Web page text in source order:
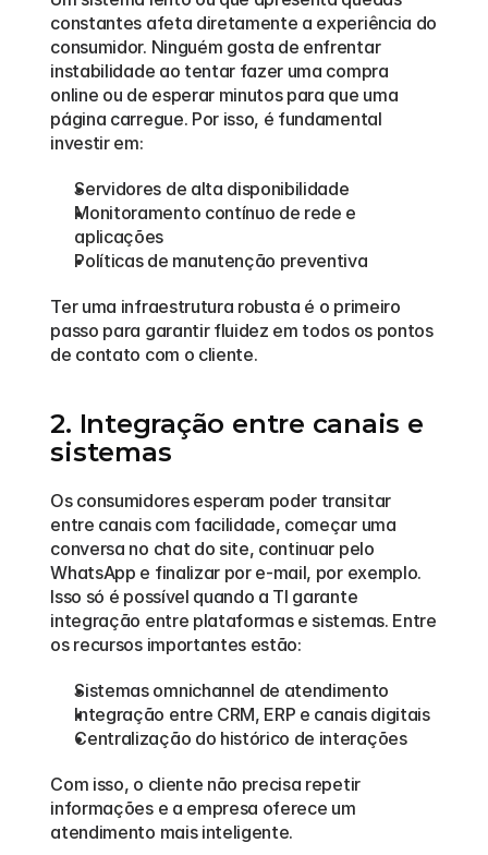
constantes afeta diretamente a experiência do
consumidor. Ninguém gosta de enfrentar
instabilidade ao tentar fazer uma compra
online ou de esperar minutos para que uma
página carregue. Por isso, é fundamental
investir em:
Servidores de alta disponibilidade
Monitoramento contínuo de rede e
aplicações
Políticas de manutenção preventiva
Ter uma infraestrutura robusta é o primeiro
passo para garantir fluidez em todos os pontos
de contato com o cliente.
2. Integração entre canais e
sistemas
Os consumidores esperam poder transitar
entre canais com facilidade, começar uma
conversa no chat do site, continuar pelo
WhatsApp e finalizar por e-mail, por exemplo.
Isso só é possível quando a TI garante
integração entre plataformas e sistemas. Entre
os recursos importantes estão:
Sistemas omnichannel de atendimento
Integração entre CRM, ERP e canais digitais
Centralização do histórico de interações
Com isso, o cliente não precisa repetir
informações e a empresa oferece um
atendimento mais inteligente.